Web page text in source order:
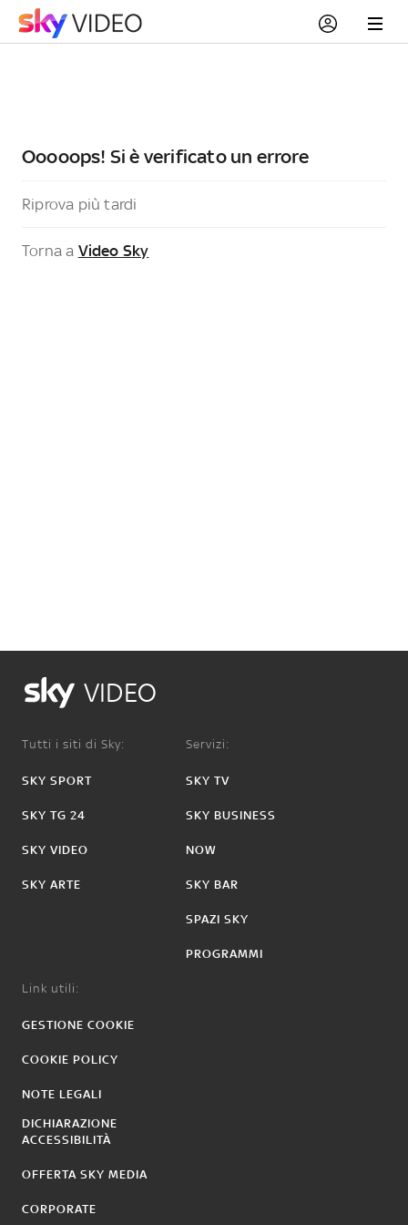
Ooooops! Si è verificato un errore
Riprova più tardi
Torna a Video Sky
VIDEO
Tutti i siti di Sky:
SKY SPORT
SKY TG 24
SKY VIDEO
SKY ARTE
Servizi:
SKY TV
SKY BUSINESS
NOW
SKY BAR
SPAZI SKY
PROGRAMMI
Link utili:
GESTIONE COOKIE
COOKIE POLICY
NOTE LEGALI
DICHIARAZIONE
ACCESSIBILITÀ
OFFERTA SKY MEDIA
CORPORATE